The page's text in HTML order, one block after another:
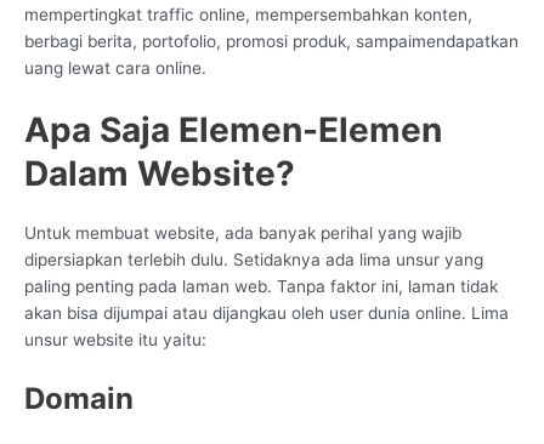
mempertingkat traffic online, mempersembahkan konten,
berbagi berita, portofolio, promosi produk, sampaimendapatkan
uang lewat cara online.
Apa Saja Elemen-Elemen
Dalam Website?
Untuk membuat website, ada banyak perihal yang wajib
dipersiapkan terlebih dulu. Setidaknya ada lima unsur yang
paling penting pada laman web. Tanpa faktor ini, laman tidak
akan bisa dijumpai atau dijangkau oleh user dunia online. Lima
unsur website itu yaitu:
Domain